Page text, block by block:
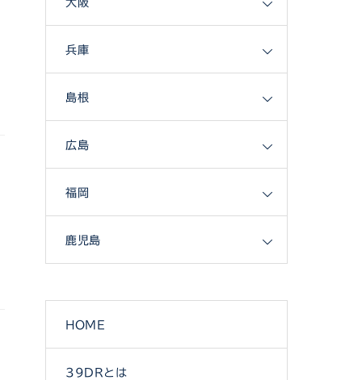
大阪
兵庫
島根
広島
福岡
鹿児島
HOME
39DRとは